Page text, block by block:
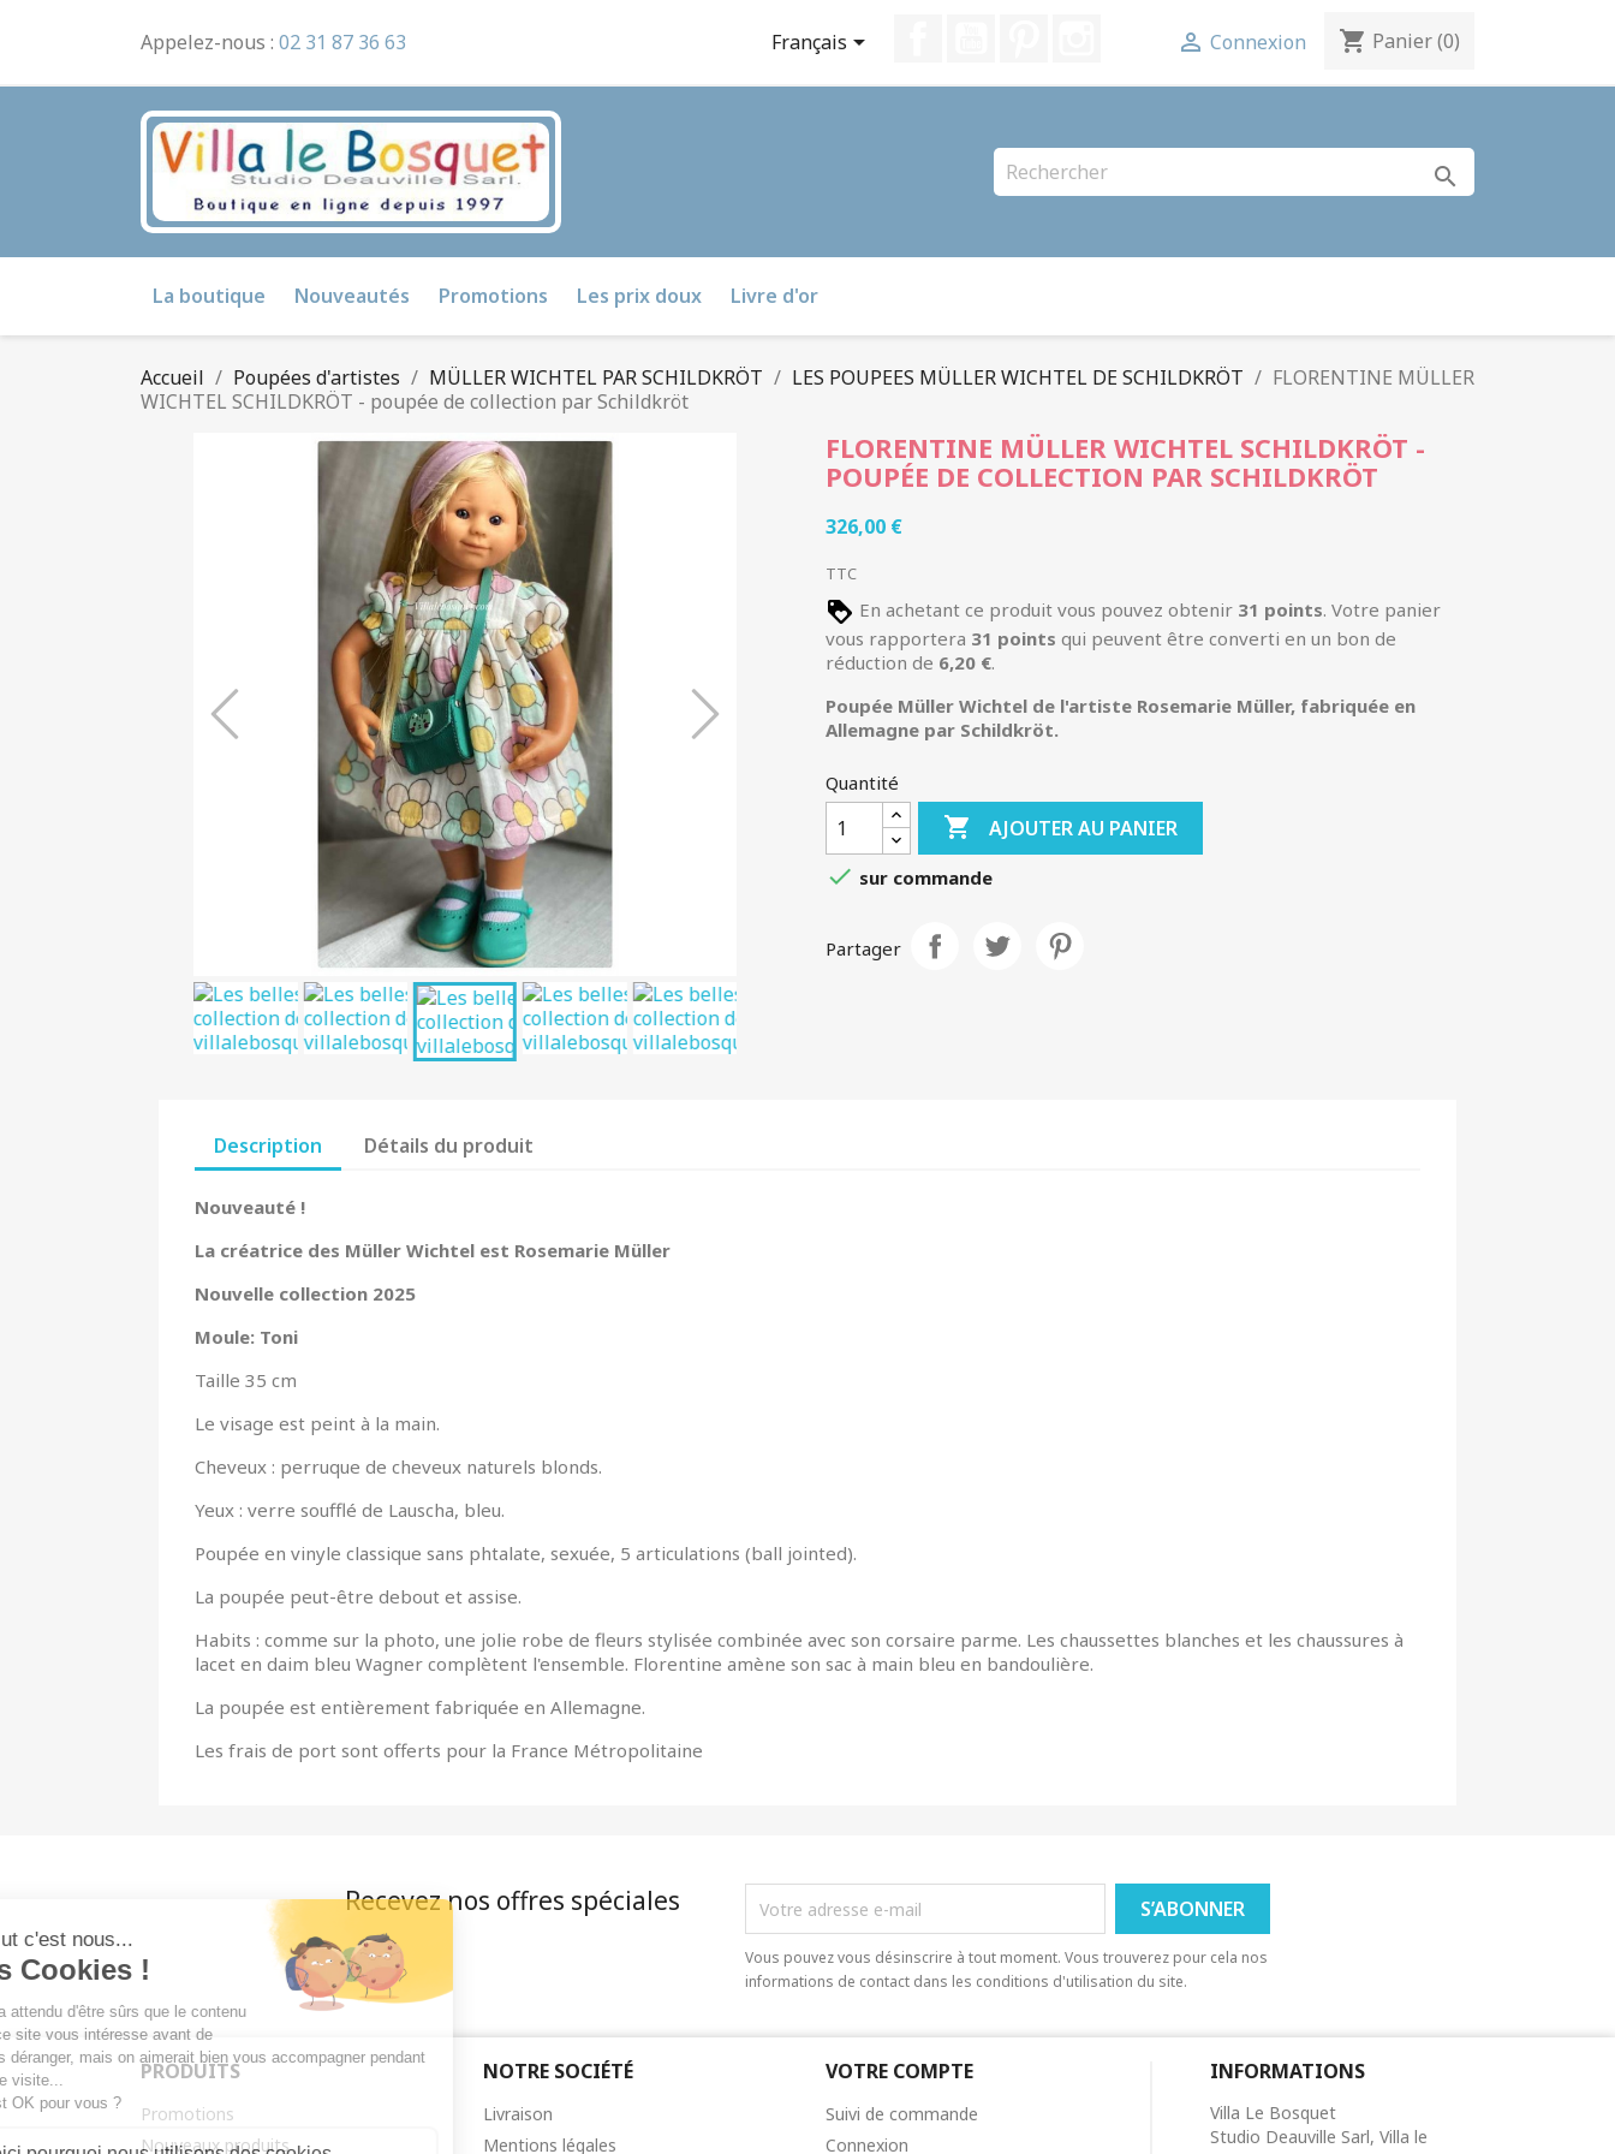
Appelez-nous : 02 31 87 36 63 Français
Instagram
 Connexion shopping_cart Panier(0)
search
La boutique Nouveautés Promotions Les prix doux Livre d'or
Accueil Poupées d'artistes MÜLLER WICHTEL PAR SCHILDKRÖT LES POUPEES MÜLLER WICHTEL DE SCHILDKRÖT
FLORENTINE MÜLLER
WICHTEL SCHILDKRÖT - poupée de collection par Schildkröt
FLORENTINE MÜLLER WICHTEL SCHILDKRÖT -
POUPÉE DE COLLECTION PAR SCHILDKRÖT
326,00 €
TTC
En achetant ce produit vous pouvez obtenir 31 points. Votre panier
vous rapportera 31 points qui peuvent être converti en un bon de
réduction de 6,20 €.
Poupée Müller Wichtel de l'artiste Rosemarie Müller, fabriquée en
Allemagne par Schildkröt.
Quantité
 AJOUTER AU PANIER
 sur commande
Partager
Description Détails du produit
Nouveauté !
La créatrice des Müller Wichtel est Rosemarie Müller
Nouvelle collection 2025
Moule: Toni
Taille 35 cm
Le visage est peint à la main.
Cheveux : perruque de cheveux naturels blonds.
Yeux : verre soufflé de Lauscha, bleu.
Poupée en vinyle classique sans phtalate, sexuée, 5 articulations (ball jointed).
La poupée peut-être debout et assise.
Habits : comme sur la photo, une jolie robe de fleurs stylisée combinée avec son corsaire parme. Les chaussettes blanches et les chaussures à
lacet en daim bleu Wagner complètent l'ensemble. Florentine amène son sac à main bleu en bandoulière.
La poupée est entièrement fabriquée en Allemagne.
Les frais de port sont offerts pour la France Métropolitaine
Recevez nos offres spéciales
Vous pouvez vous désinscrire à tout moment. Vous trouverez pour cela nos
informations de contact dans les conditions d'utilisation du site.
PRODUITS
Promotions
Nouveaux produits
NOTRE SOCIÉTÉ
Livraison
Mentions légales
VOTRE COMPTE
Suivi de commande
Connexion
INFORMATIONS
Villa Le Bosquet
Studio Deauville Sarl, Villa le